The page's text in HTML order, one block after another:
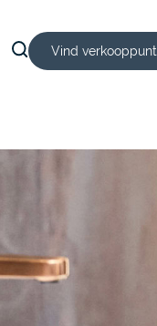
Vind verkooppunt